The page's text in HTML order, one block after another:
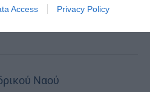
Access Privacy Policy
μέτοχοι του φωτός
Ναού